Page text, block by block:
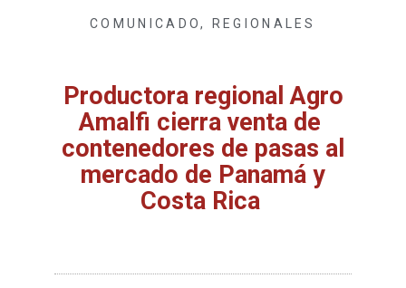
COMUNICADO, REGIONALES
Productora regional Agro
Amalfi cierra venta de
contenedores de pasas al
mercado de Panamá y
Costa Rica